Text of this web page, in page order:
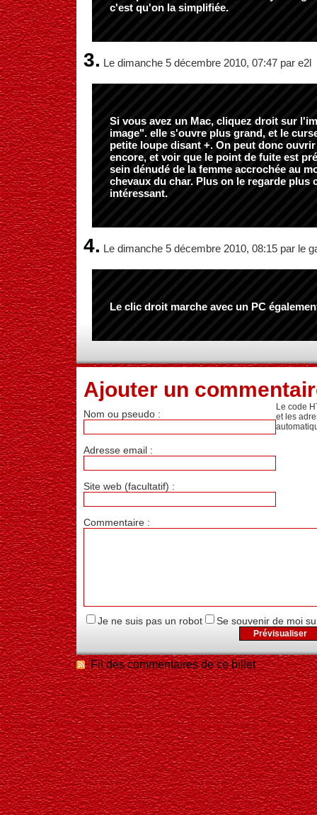
c'est qu'on la simplifiée.
3. Le dimanche 5 décembre 2010, 07:47 par e2l
Si vous avez un Mac, cliquez droit sur
image". elle s'ouvre plus grand, et le
petite loupe disant +. On peut donc
encore, et voir que le point de fuite est
sein dénudé de la femme accrochée au
chevaux du char. Plus on le regarde plus
intéressant.
4. Le dimanche 5 décembre 2010, 08:15 par le
Le clic droit marche avec un PC
Ajouter un
Nom ou pseudo :
Adresse email :
Site web (facultatif) :
Commentaire :
Le code
et les
Je ne suis pas un robot Se souvenir de moi
Fil des commentaires de ce billet